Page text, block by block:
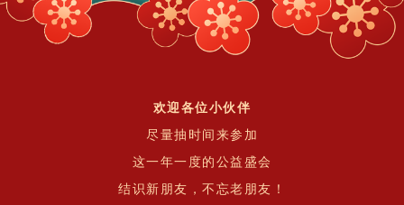
欢迎各位小伙伴
尽量抽时间来参加
这一年一度的公益盛会
结识新朋友，不忘老朋友！